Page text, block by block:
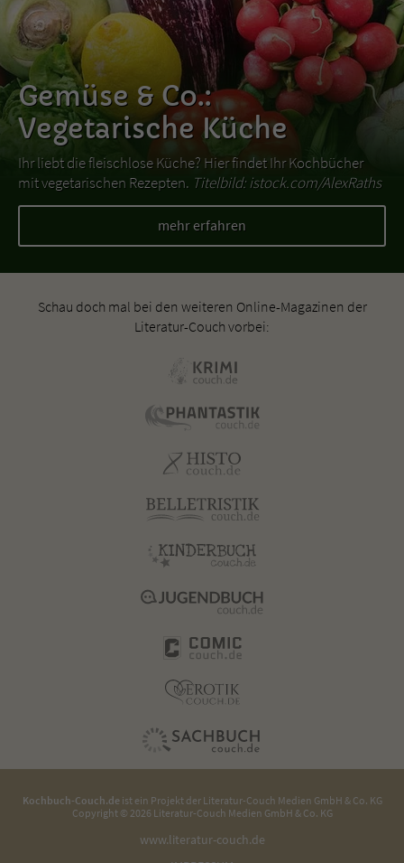
Gemüse & Co.:
Vegetarische Küche
Ihr liebt die fleischlose Küche? Hier findet Ihr Kochbücher
mit vegetarischen Rezepten. Titelbild: istock.com/AlexRaths
mehr erfahren
Schau doch mal bei den weiteren Online-Magazinen der
Literatur-Couch vorbei:
Kochbuch-Couch.deist ein Projekt der Literatur-Couch Medien GmbH & Co. KG
Copyright © 2026 Literatur-Couch Medien GmbH & Co. KG
www.literatur-couch.de